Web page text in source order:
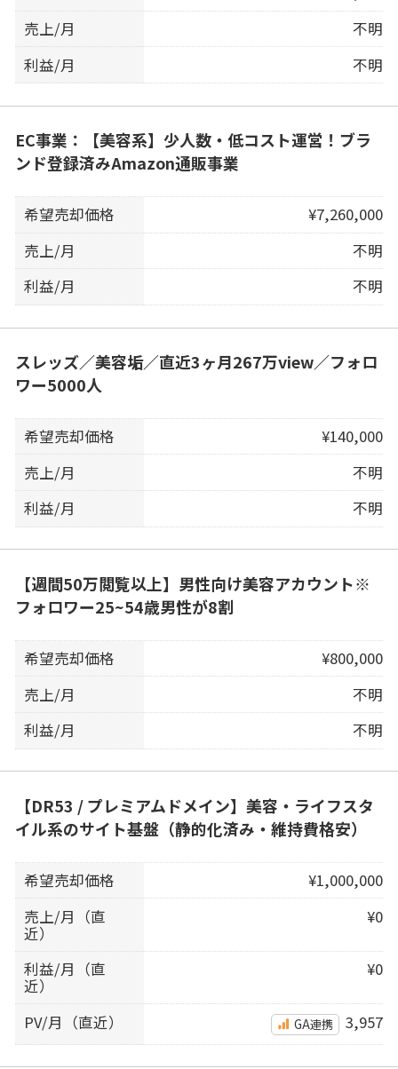
売上/月
不明
利益/月
不明
EC事業：【美容系】少人数・低コスト運営！ブラ
ンド登録済みAmazon通販事業
希望売却価格
¥7,260,000
売上/月
不明
利益/月
不明
スレッズ／美容垢／直近3ヶ月267万view／フォロ
ワー5000人
希望売却価格
¥140,000
売上/月
不明
利益/月
不明
【週間50万閲覧以上】男性向け美容アカウント※
フォロワー25~54歳男性が8割
希望売却価格
¥800,000
売上/月
不明
利益/月
不明
【DR53 / プレミアムドメイン】美容・ライフスタ
イル系のサイト基盤（静的化済み・維持費格安）
希望売却価格
¥1,000,000
売上/月（直
近）
¥0
利益/月（直
近）
¥0
PV/月（直近） GA連携 3,957